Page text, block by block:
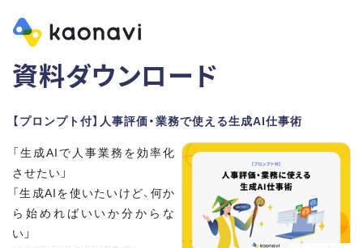
資料ダウンロード
【プロンプト付】人事評価・業務で使える生成AI仕事術
「生成AIで人事業務を効率化
させたい」
「生成AIを使いたいけど、何か
ら始めればいいか分からな
い」